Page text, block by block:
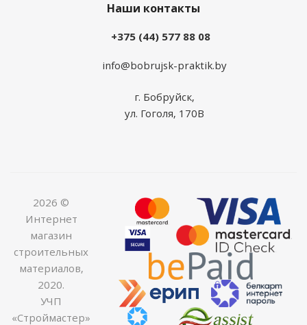
Наши контакты
+375 (44) 577 88 08
info@bobrujsk-praktik.by
г. Бобруйск,
ул. Гоголя, 170В
2026 ©
Интернет
магазин
строительных
материалов,
2020.
УЧП
«Строймастер»